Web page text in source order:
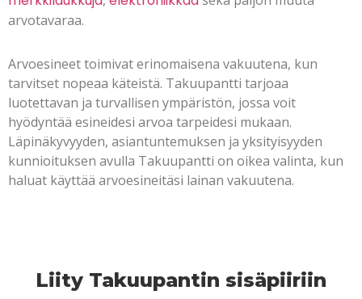
arvotavaraa.
Arvoesineet toimivat erinomaisena vakuutena, kun
tarvitset nopeaa käteistä. Takuupantti tarjoaa
luotettavan ja turvallisen ympäristön, jossa voit
hyödyntää esineidesi arvoa tarpeidesi mukaan.
Läpinäkyvyyden, asiantuntemuksen ja yksityisyyden
kunnioituksen avulla Takuupantti on oikea valinta, kun
haluat käyttää arvoesineitäsi lainan vakuutena.
Liity Takuupantin sisäpiiriin